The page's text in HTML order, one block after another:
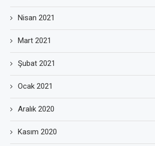
Nisan 2021
Mart 2021
Şubat 2021
Ocak 2021
Aralık 2020
Kasım 2020